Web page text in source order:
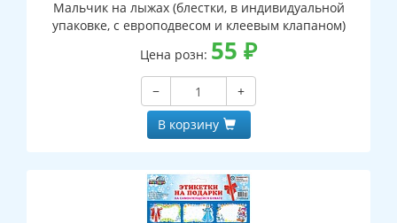
Мальчик на лыжах (блестки, в индивидуальной
упаковке, с европодвесом и клеевым клапаном)
Цена розн: 55 ₽
−
+
В корзину